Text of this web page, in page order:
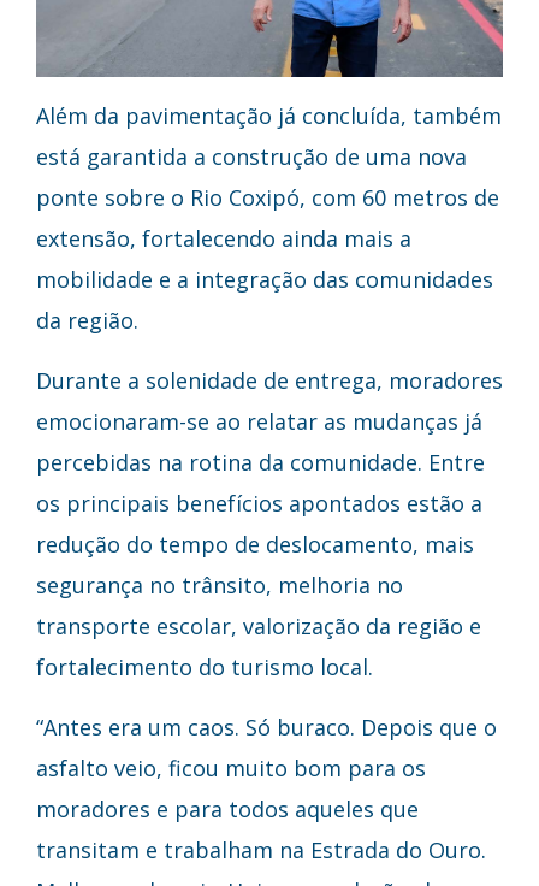
Além da pavimentação já concluída, também
está garantida a construção de uma nova
ponte sobre o Rio Coxipó, com 60 metros de
extensão, fortalecendo ainda mais a
mobilidade e a integração das comunidades
da região.
Durante a solenidade de entrega, moradores
emocionaram-se ao relatar as mudanças já
percebidas na rotina da comunidade. Entre
os principais benefícios apontados estão a
redução do tempo de deslocamento, mais
segurança no trânsito, melhoria no
transporte escolar, valorização da região e
fortalecimento do turismo local.
“Antes era um caos. Só buraco. Depois que o
asfalto veio, ficou muito bom para os
moradores e para todos aqueles que
transitam e trabalham na Estrada do Ouro.